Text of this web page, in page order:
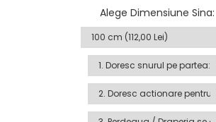
Alege Dimensiune Sina: